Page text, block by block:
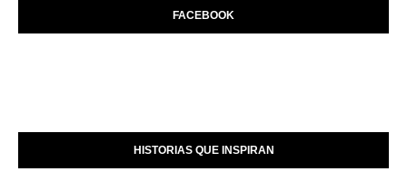
FACEBOOK
HISTORIAS QUE INSPIRAN